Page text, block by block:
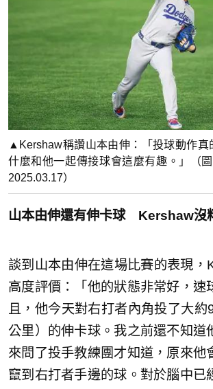
▲Kershaw稱讚山本由伸：「投球動作真
什麼和他一起傳接球會這麼有趣。」（
2025.03.17）
山本由伸還有伸卡球 Kershaw沒
談到山本由伸在這場比賽的表現，
高度評價：「他的狀態非常好，速
且，他今天對右打者內角投了大
公里）的伸卡球。我之前還不知道
來問了投手教練團才知道，原來他
竄到右打者手邊的球。對於腦中已